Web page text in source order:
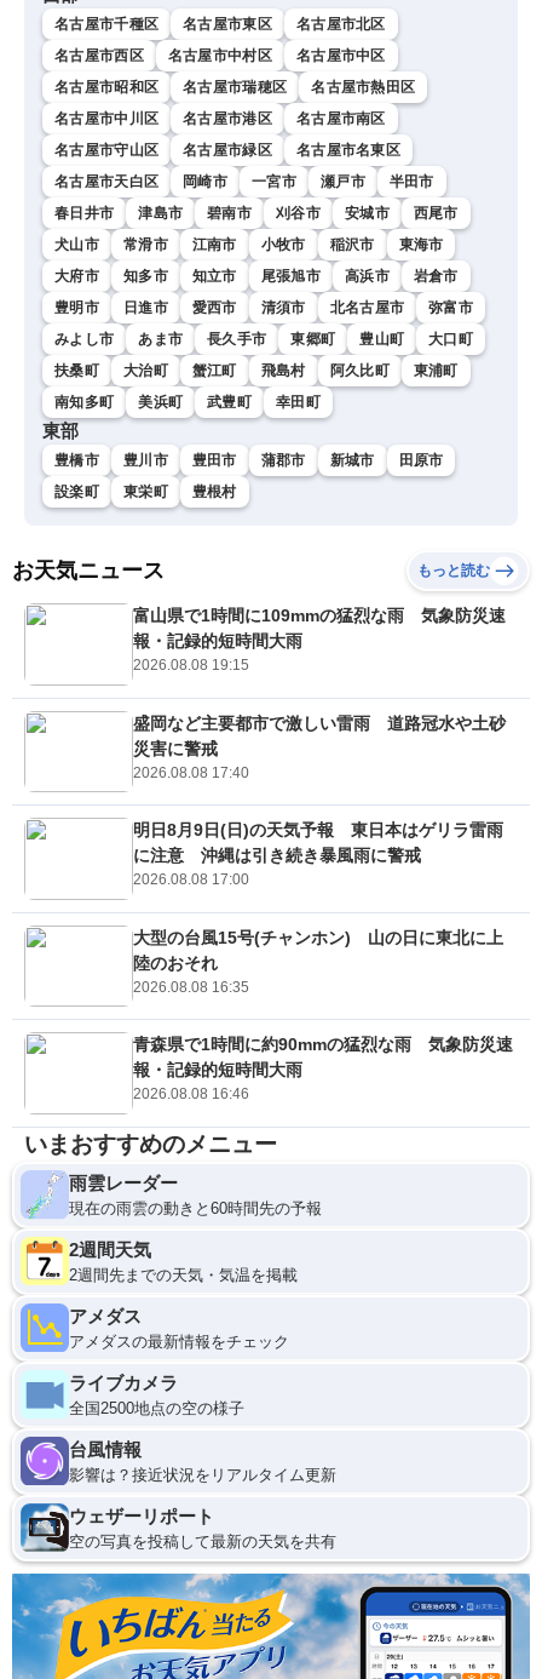
名古屋市千種区 名古屋市東区
名古屋市北区
名古屋市西区
名古屋市中村区
名古屋市中区
名古屋市昭和区
名古屋市瑞穂区
名古屋市熱田区
名古屋市中川区
名古屋市港区
名古屋市南区
名古屋市守山区
名古屋市緑区
名古屋市名東区
名古屋市天白区
岡崎市 一宮市 瀬戸市
半田市
春日井市
津島市 碧南市 刈谷市 安城市
西尾市
犬山市
常滑市 江南市 小牧市 稲沢市
東海市
大府市
知多市 知立市 尾張旭市 高浜市
岩倉市
豊明市
日進市 愛西市 清須市 北名古屋市
弥富市
みよし市
あま市 長久手市 東郷町 豊山町
大口町
扶桑町
大治町 蟹江町 飛島村 阿久比町
東浦町
南知多町
美浜町 武豊町 幸田町
東部
豊橋市 豊川市 豊田市 蒲郡市 新城市
田原市
設楽町
東栄町 豊根村
お天気ニュース もっと読む
富山県で1時間に109mmの猛烈な雨 気象防災速
報・記録的短時間大雨
2026.08.08 19:15
盛岡など主要都市で激しい雷雨 道路冠水や土砂
災害に警戒
2026.08.08 17:40
明日8月9日(日)の天気予報 東日本はゲリラ雷雨
に注意 沖縄は引き続き暴風雨に警戒
2026.08.08 17:00
大型の台風15号(チャンホン) 山の日に東北に上
陸のおそれ
2026.08.08 16:35
青森県で1時間に約90mmの猛烈な雨 気象防災速
報・記録的短時間大雨
2026.08.08 16:46
いまおすすめのメニュー
雨雲レーダー
現在の雨雲の動きと60時間先の予報
2週間天気
2週間先までの天気・気温を掲載
アメダス
アメダスの最新情報をチェック
ライブカメラ
全国2500地点の空の様子
台風情報
影響は？接近状況をリアルタイム更新
ウェザーリポート
空の写真を投稿して最新の天気を共有